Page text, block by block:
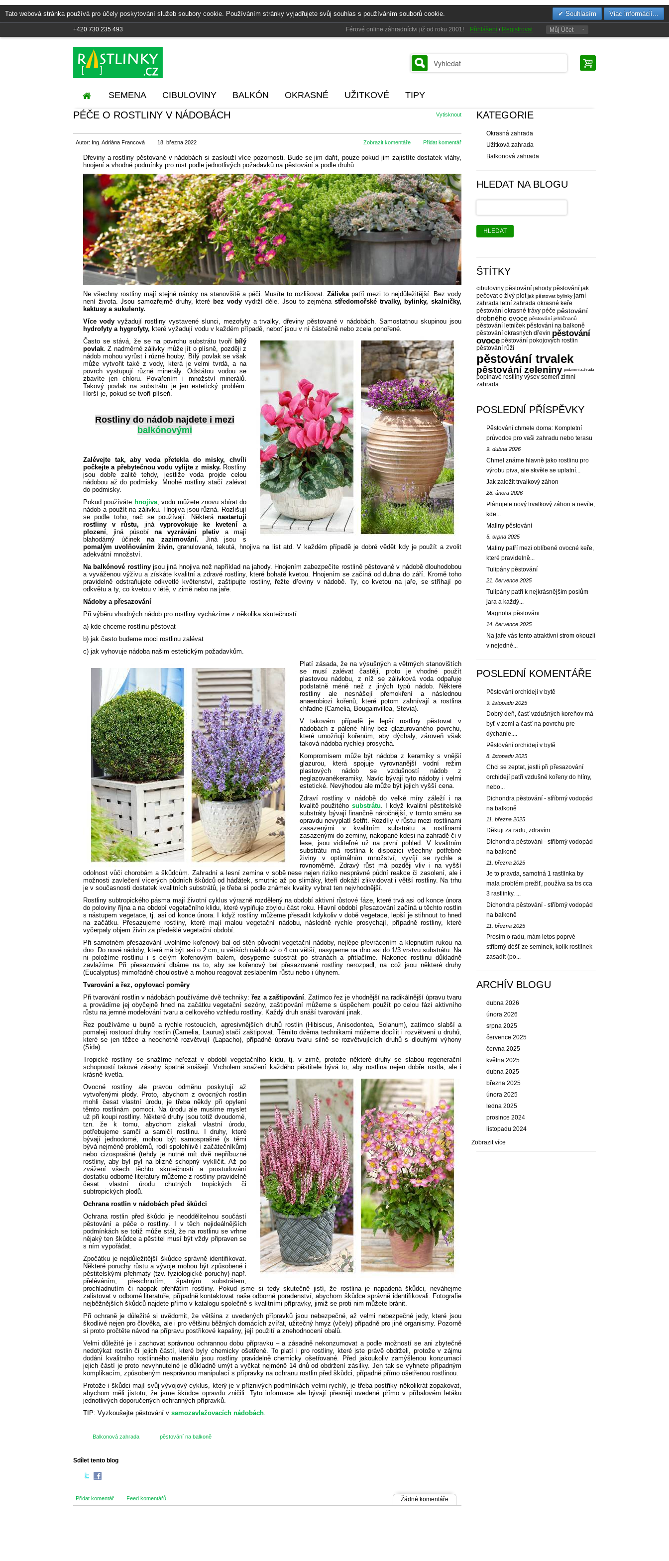
Tato webová stránka používá pro účely poskytování služeb soubory cookie. Používáním stránky vyjadřujete svůj souhlas s používáním souborů cookie. Souhlasím Viac informácií...
+420 730 235 493 Férové online záhradníctvi již od roku 2001! Přihlášení / Registrovat Můj Účet
SEMENA CIBULOVINY BALKÓN OKRASNÉ UŽITKOVÉ TIPY
PÉČE O ROSTLINY V NÁDOBÁCH Vytisknout
Autor: Ing. Adriána Francová 18. března 2022 Přidat komentář
Zobrazit komentáře
Dřeviny a rostliny pěstované v nádobách si zaslouží více pozornosti. Bude se jim dařit, pouze pokud jim zajistíte dostatek vláhy,
hnojení a vhodné podmínky pro růst podle jednotlivých požadavků na pěstování a podle druhů.
Ne všechny rostliny mají stejné nároky na stanoviště a péči. Musíte to rozlišovat.Zálivka patří mezi to nejdůležitější. Bez vody
není života. Jsou samozřejmě druhy, kterébez vodyvydrží déle. Jsou to zejména středomořské trvalky, bylinky, skalničky,
kaktusy a sukulenty.
Více vodyvyžadují rostliny vystavené slunci, mezofyty a trvalky, dřeviny pěstované v nádobách. Samostatnou skupinou jsou
hydrofyty a hygrofyty, které vyžadují vodu v každém případě, neboť jsou v ní částečně nebo zcela ponořené.
Často se stává, že se na povrchu substrátu tvoří bílý
povlak . Z nadměrné zálivky může jít o plísně, později z
nádob mohou vyrůst i různé houby. Bílý povlak se však
může vytvořit také z vody, která je velmi tvrdá, a na
povrch vystupují různé minerály. Odstátou vodou se
zbavíte jen chloru. Povařením i množství minerálů.
Takový povlak na substrátu je jen estetický problém.
Horší je, pokud se tvoří plíseň.
Rostliny do nádob najdete i mezi
balkónovými
Zalévejte tak, aby voda přetekla do misky, chvíli
počkejte a přebytečnou vodu vylijte z misky. Rostliny
jsou dobře zalité tehdy, jestliže voda projde celou
nádobou až do podmisky. Mnohé rostliny stačí zalévat
do podmisky.
Pokud používáte hnojiva, vodu můžete znovu sbírat do
nádob a použít na zálivku. Hnojiva jsou různá. Rozlišují
se podle toho, nač se používají. Některánastartují
rostliny v růstu, jiná vyprovokuje ke kvetení a
plození , jiná působí na vyzrávání pletiv a mají
blahodárný účinekna zazimování. Jiná jsou s
pomalým uvolňováním živin, granulovaná, tekutá, hnojiva na list atd. V každém případě je dobré vědět kdy je použít a zvolit
adekvátní množství.
Na balkónové rostlinyjsou jiná hnojiva než například na jahody. Hnojením zabezpečíte rostlině pěstované v nádobě dlouhodobou
a vyváženou výživu a získáte kvalitní a zdravé rostliny, které bohatě kvetou. Hnojením se začíná od dubna do září. Kromě toho
pravidelně odstraňujete odkvetlé květenství, zaštipujte rostliny, řežte dřeviny v nádobě. Ty, co kvetou na jaře, se stříhají po
odkvětu a ty, co kvetou v létě, v zimě nebo na jaře.
Nádoby a přesazování
Při výběru vhodných nádob pro rostliny vycházíme z několika skutečností:
a) kde chceme rostlinu pěstovat
b) jak často budeme moci rostlinu zalévat
c) jak vyhovuje nádoba našim estetickým požadavkům.
Platí zásada, že na výsušných a větrných stanovištích
se musí zalévat častěji, proto je vhodné použít
plastovou nádobu, z níž se zálivková voda odpařuje
podstatně méně než z jiných typů nádob. Některé
rostliny ale nesnášejí přemokření a následnou
anaerobiozi kořenů, které potom zahnívají a rostlina
chřadne (Camelia, Bougainvillea, Stevia).
V takovém případě je lepší rostliny pěstovat v
nádobách z pálené hlíny bez glazurovaného povrchu,
které umožňují kořenům, aby dýchaly, zároveň však
taková nádoba rychleji prosychá.
Kompromisem může být nádoba z keramiky s vnější
glazurou, která spojuje vyrovnanější vodní režim
plastových nádob se vzdušností nádob z
neglazovanékeramiky. Navíc bývají tyto nádoby i velmi
estetické. Nevýhodou ale může být jejich vyšší cena.
Zdraví rostliny v nádobě do velké míry záleží i na
kvalitě použitého substrátu . I když kvalitní pěstitelské
substráty bývají finančně náročnější, v tomto směru se
opravdu nevyplatí šetřit. Rozdíly v růstu mezi rostlinami
zasazenými v kvalitním substrátu a rostlinami
zasazenými do zeminy, nakopané kdesi na zahradě či v
lese, jsou viditeľné už na první pohled. V kvalitním
substrátu má rostlina k dispozici všechny potřebné
živiny v optimálním množství, vyvíjí se rychle a
rovnoměrně. Zdravý růst má později vliv i na vyšší
odolnost vůči chorobám a škůdcům. Zahradní a lesní zemina v sobě nese nejen riziko nesprávné půdní reakce či zasolení, ale i
možnosti zavlečení vícerých půdních škůdců od háďátek, smutnic až po slimáky, kteří dokáží zlikvidovat i větší rostliny. Na trhu
je v současnosti dostatek kvalitních substrátů, je třeba si podle známek kvality vybrat ten nejvhodnější.
Rostliny subtropického pásma mají životní cyklus výrazně rozdělený na období aktivní růstové fáze, které trvá asi od konce února
do poloviny října a na období vegetačního klidu, které vyplňuje zbylou část roku. Hlavní období přesazování začíná u těchto rostlin
s nástupem vegetace, tj. asi od konce února. I když rostliny můžeme přesadit kdykoliv v době vegetace, lepší je stihnout to hned
na začátku. Přesazujeme rostliny, které mají malou vegetační nádobu, následně rychle prosychají, případně rostliny, které
vyčerpaly objem živin za předešlé vegetační období.
Při samotném přesazování uvolníme kořenový bal od stěn původní vegetační nádoby, nejlépe převrácením a klepnutím rukou na
dno. Do nové nádoby, která má být asi o 2 cm, u větších nádob až o 4 cm větší, nasypeme na dno asi do 1/3 vrstvu substrátu. Na
ni položíme rostlinu i s celým kořenovým balem, dosypeme substrát po stranách a přitlačíme. Nakonec rostlinu důkladně
zavlažíme. Při přesazování dbáme na to, aby se kořenový bal přesazované rostliny nerozpadl, na což jsou některé druhy
(Eucalyptus) mimořádně choulostivé a mohou reagovat zeslabením růstu nebo i úhynem.
Tvarování a řez, opylovací poměry
Při tvarování rostlin v nádobách používáme dvě techniky:řez a zaštipování. Zatímco řez je vhodnější na radikálnější úpravu tvaru
a provádíme jej obyčejně hned na začátku vegetační sezóny, zaštipování můžeme s úspěchem použít po celou fázi aktivního
růstu na jemné modelování tvaru a celkového vzhledu rostliny. Každý druh snáší tvarování jinak.
Řez používáme u bujně a rychle rostoucích, agresivnějších druhů rostlin (Hibiscus, Anisodontea, Solanum), zatímco slabší a
pomaleji rostoucí druhy rostlin (Camelia, Laurus) stačí zaštipovat. Těmito dvěma technikami můžeme docílit i rozvětvení u druhů,
které se jen těžce a neochotně rozvětvují (Lapacho), případně úpravu tvaru silně se rozvětvujících druhů s dlouhými výhony
(Sida).
Tropické rostliny se snažíme neřezat v období vegetačního klidu, tj. v zimě, protože některé druhy se slabou regenerační
schopností takové zásahy špatně snášejí. Vrcholem snažení každého pěstitele bývá to, aby rostlina nejen dobře rostla, ale i
krásně kvetla.
Ovocné rostliny ale pravou odměnu poskytují až
vytvořenými plody. Proto, abychom z ovocných rostlin
mohli česat vlastní úrodu, je třeba někdy při opylení
těmto rostlinám pomoci. Na úrodu ale musíme myslet
už při koupi rostliny. Některé druhy jsou totiž dvoudomé,
tzn. že k tomu, abychom získali vlastní úrodu,
potřebujeme samčí a samičí rostlinu. I druhy, které
bývají jednodomé, mohou být samosprašné (s těmi
bývá nejméně problémů, rodí spolehlivě i začátečníkům)
nebo cizosprašné (tehdy je nutné mít dvě nepříbuzné
rostliny, aby byl pyl na blizně schopný vyklíčit. Až po
zvážení všech těchto skutečností a prostudování
dostatku odborné literatury můžeme z rostliny pravidelně
česat vlastní úrodu chutných tropických či
subtropických plodů.
Ochrana rostlin v nádobách před škůdci
Ochrana rostlin před škůdci je neoddělitelnou součástí
pěstování a péče o rostliny. I v těch nejideálnějších
podmínkách se totiž může stát, že na rostlinu se vrhne
nějaký ten škůdce a pěstitel musí být vždy připraven se
s ním vypořádat.
Zpočátku je nejdůležitější škůdce správně identifikovat.
Některé poruchy růstu a vývoje mohou být způsobené i
pěstitelskými přehmaty (tzv. fyziologické poruchy) např.
přeléváním, přeschnutím, špatným substrátem,
prochladnutím či naopak přehřátím rostliny. Pokud jsme si tedy skutečně jistí, že rostlina je napadená škůdci, neváhejme
zalistovat v odborné literatuře, případně kontaktovat naše odborné poradenství, abychom škůdce správně identifikovali. Fotografie
nejběžnějších škůdců najdete přímo v katalogu společně s kvalitními přípravky, jimiž se proti nim můžete bránit.
Při ochraně je důležité si uvědomit, že většina z uvedených přípravků jsou nebezpečné, až velmi nebezpečné jedy, které jsou
škodlivé nejen pro člověka, ale i pro většinu běžných domácích zvířat, užitečný hmyz (včely) případně pro jiné organismy. Pozorně
si proto pročtěte návod na přípravu postřikové kapaliny, její použití a znehodnocení obalů.
Velmi důležité je i zachovat správnou ochrannou dobu přípravku – a zásadně nekonzumovat a podle možností se ani zbytečně
nedotýkat rostlin či jejich částí, které byly chemicky ošetřené. To platí i pro rostliny, které jste právě obdrželi, protože v zájmu
dodání kvalitního rostlinného materiálu jsou rostliny pravidelně chemicky ošetřované. Před jakoukoliv zamýšlenou konzumací
jejich částí je proto nevyhnutelné je důkladně umýt a vyčkat nejméně 14 dnů od obdržení zásilky. Jen tak se vyhnete případným
komplikacím, způsobeným nesprávnou manipulací s přípravky na ochranu rostlin před škůdci, případně přímo ošetřenou rostlinou.
Protože i škůdci mají svůj vývojový cyklus, který je v příznivých podmínkách velmi rychlý, je třeba postřiky několikrát zopakovat,
abychom měli jistotu, že jsme škůdce opravdu zničili. Tyto informace ale bývají přesněji uvedené přímo v příbalovém letáku
jednotlivých doporučených ochranných přípravků.
TIP: Vyzkoušejte pěstování v samozavlažovacích nádobách
Balkonová zahrada pěstování na balkoně
Sdílet tento blog
Přidat komentář Feed komentářů Žádné komentáře
KATEGORIE
Okrasná zahrada
Užitková zahrada
Balkonová zahrada
HLEDAT NA BLOGU
HLEDAT
ŠTÍTKY
cibuloviny pěstování jahody pěstování jak
pečovat o živý plot jak pěstovat bylinky jarní
zahrada letní zahrada okrasné keře
pěstování okrasné trávy péče pěstování
drobného ovoce pěstování jehličnanů
pěstování letniček pěstování na balkoně
pěstování okrasných dřevin pěstování
ovoce pěstování pokojových rostlin
pěstování růží
pěstování trvalek
pěstování zeleniny podzimní zahrada
popínavé rostliny výsev semen zimní
zahrada
POSLEDNÍ PŘÍSPĚVKY
Pěstování chmele doma: Kompletní
průvodce pro vaši zahradu nebo terasu
9. dubna 2026
Chmel známe hlavně jako rostlinu pro
výrobu piva, ale skvěle se uplatní...
Jak založit trvalkový záhon
28. února 2026
Plánujete nový trvalkový záhon a nevíte,
kde...
Maliny pěstování
5. srpna 2025
Maliny patří mezi oblíbené ovocné keře,
které pravidelně...
Tulipány pěstování
21. července 2025
Tulipány patří k nejkrásnějším poslům
jara a každý...
Magnolia pěstováni
14. července 2025
Na jaře vás tento atraktivní strom okouzlí
v nejedné...
POSLEDNÍ KOMENTÁŘE
Pěstování orchidejí v bytě
9. listopadu 2025
Dobrý deň, časť vzdušných koreňov má
byť v zemi a časť na povrchu pre
dýchanie....
Pěstování orchidejí v bytě
8. listopadu 2025
Chci se zeptat, jestli při přesazování
orchidejí patří vzdušné kořeny do hlíny,
nebo...
Dichondra pěstování - stříbrný vodopád
na balkoně
11. března 2025
Děkuji za radu, zdravím...
Dichondra pěstování - stříbrný vodopád
na balkoně
11. března 2025
Je to pravda, samotná 1 rastlinka by
mala problém prežiť, používa sa trs cca
3 rastlinky. ...
Dichondra pěstování - stříbrný vodopád
na balkoně
11. března 2025
Prosím o radu, mám letos poprvé
stříbrný déšť ze semínek, kolik rostlinek
zasadit (po...
ARCHÍV BLOGU
dubna 2026
února 2026
srpna 2025
července 2025
června 2025
května 2025
dubna 2025
března 2025
února 2025
ledna 2025
prosince 2024
listopadu 2024
Zobrazit více